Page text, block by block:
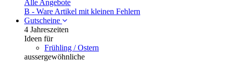
Alle Angebote
B - Ware Artikel mit kleinen Fehlern
Gutscheine
4 Jahreszeiten
Ideen für
Frühling / Ostern
aussergewöhnliche